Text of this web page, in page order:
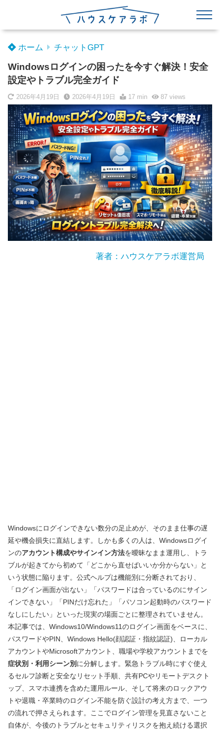
ホーム チャットGPT
Windowsログインの困ったを今すぐ解決！安全
設定やトラブル完全ガイド
2026年4月19日 2026年4月19日 17 min 87 views
著者：ハウスケアラボ運営局
Windowsにログインできない数分の足止めが、そのまま仕事の遅
延や機会損失に直結します。しかも多くの人は、Windowsログイ
ンのアカウント構成やサインイン方法を曖昧なまま運用し、トラ
ブルが起きてから初めて「どこから直せばいいか分からない」と
いう状態に陥ります。公式ヘルプは機能別に分断されており、
「ログイン画面が出ない」「パスワードは合っているのにサイン
インできない」「PINだけ忘れた」「パソコン起動時のパスワード
なしにしたい」といった現実の場面ごとに整理されていません。
本記事では、Windows10/Windows11のログイン画面をベースに、
パスワードやPIN、Windows Hello(顔認証・指紋認証)、ローカル
アカウントやMicrosoftアカウント、職場や学校アカウントまでを
症状別・利用シーン別 に分解します。緊急トラブル時にすぐ使え
るセルフ診断と安全なリセット手順、共有PCやリモートデスクト
ップ、スマホ連携を含めた運用ルール、そして将来のロックアウ
トや退職・卒業時のログイン不能を防ぐ設計の考え方まで、一つ
の流れで押さえられます。ここでログイン管理を見直さないこと
自体が、今後のトラブルとセキュリティリスクを抱え続ける選択